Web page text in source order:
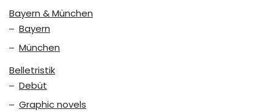
Bayern & München
Bayern
München
Belletristik
Debüt
Graphic novels